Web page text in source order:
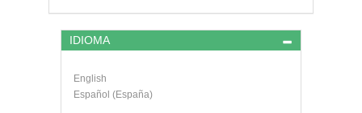
IDIOMA
English
Español (España)